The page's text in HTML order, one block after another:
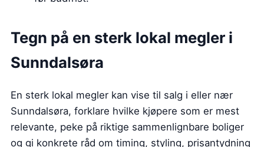
Tegn på en sterk lokal megler i
Sunndalsøra
En sterk lokal megler kan vise til salg i eller nær
Sunndalsøra, forklare hvilke kjøpere som er mest
relevante, peke på riktige sammenlignbare boliger
og gi konkrete råd om timing, styling, prisantydning